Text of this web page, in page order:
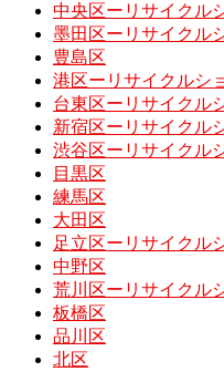
中央区ーリサイクル
墨田区ーリサイクル
豊島区
港区ーリサイクルシ
台東区ーリサイクル
新宿区ーリサイクル
渋谷区ーリサイクル
目黒区
練馬区
大田区
足立区ーリサイクル
中野区
荒川区ーリサイクル
板橋区
品川区
北区